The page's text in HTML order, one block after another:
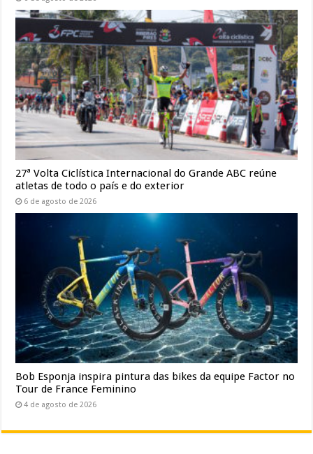
27ª Volta Ciclística Internacional do Grande ABC reúne
atletas de todo o país e do exterior
6 de agosto de 2026
Bob Esponja inspira pintura das bikes da equipe Factor no
Tour de France Feminino
4 de agosto de 2026